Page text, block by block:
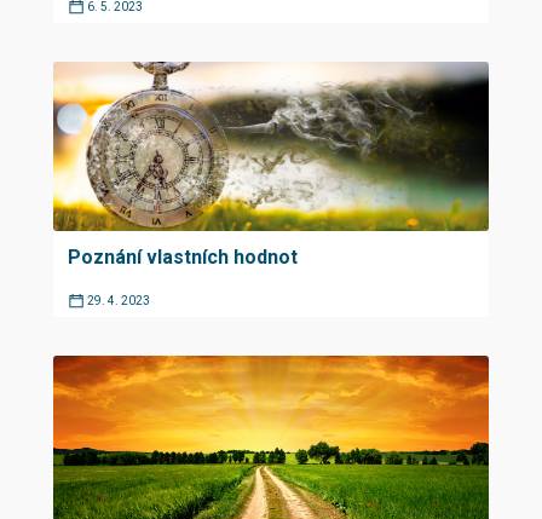
6. 5. 2023
Poznání vlastních hodnot
29. 4. 2023